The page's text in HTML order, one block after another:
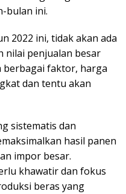
bulan ini.
2022 ini, tidak akan ada
nilai penjualan besar
berbagai faktor, harga
dan tentu akan
sistematis dan
hasil panen
impor besar.
khawatir dan fokus
beras yang